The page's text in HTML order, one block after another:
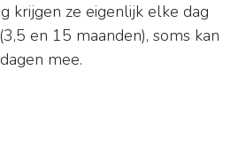
krijgen ze eigenlijk elke dag
en 15 maanden), soms kan
mee.